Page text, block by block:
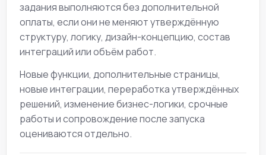
задания выполняются без дополнительной
оплаты, если они не меняют утверждённую
структуру, логику, дизайн-концепцию, состав
интеграций или объём работ.
Новые функции, дополнительные страницы,
новые интеграции, переработка утверждённых
решений, изменение бизнес-логики, срочные
работы и сопровождение после запуска
оцениваются отдельно.